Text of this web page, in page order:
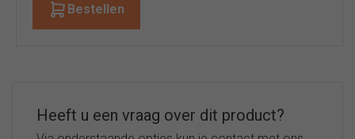
Bestellen
Heeft u een vraag over dit product?